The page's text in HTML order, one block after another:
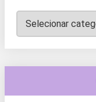
Categorias